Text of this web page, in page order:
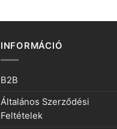
INFORMÁCIÓ
B2B
Általános Szerződési
Feltételek